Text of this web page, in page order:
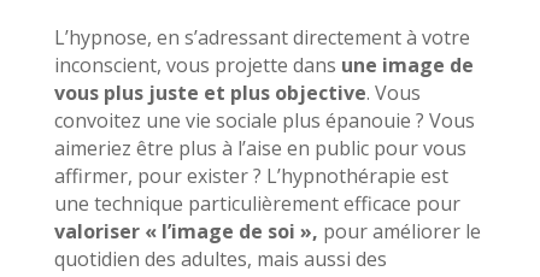
L’hypnose, en s’adressant directement à votre
inconscient, vous projette dans une image de
vous plus juste et plus objective. Vous
convoitez une vie sociale plus épanouie ? Vous
aimeriez être plus à l’aise en public pour vous
affirmer, pour exister ? L’hypnothérapie est
une technique particulièrement efficace pour
valoriser « l’image de soi », pour améliorer le
quotidien des adultes, mais aussi des